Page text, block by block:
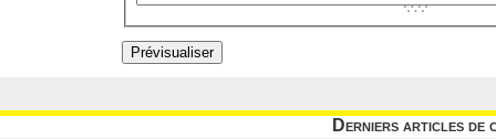
Derniers articles de